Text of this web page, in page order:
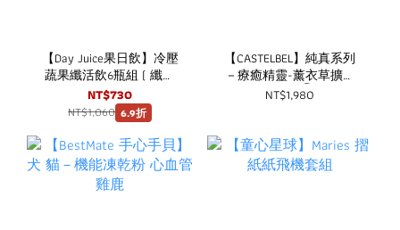
【Day Juice果日飲】冷壓
蔬果纖活飲6瓶組 ( 纖活
1-6號各1瓶 )
NT$730
NT$1,060 6.9折
【CASTELBEL】純真系列
－療癒精靈-薰衣草擴香
100mlⒽ
NT$1,980